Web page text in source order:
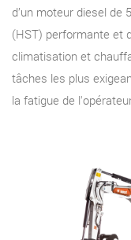
d’un moteur diesel de
(HST) performante et
climatisation et
tâches les plus
la fatigue de